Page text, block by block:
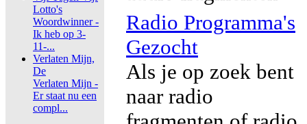
Lotto's
Woordwinner -
Ik heb op 3-
11-...
Verlaten Mijn,
De
Verlaten Mijn -
Er staat nu een
compl...
Radio Programma's
Gezocht
Als je op zoek bent
naar radio